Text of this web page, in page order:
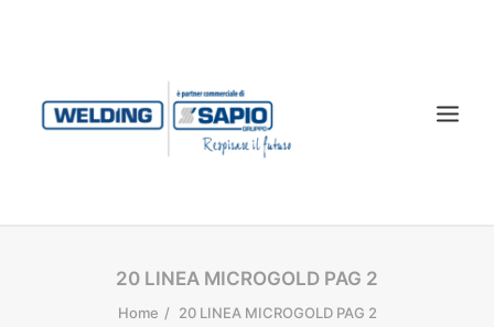
20 LINEA MICROGOLD PAG 2
Home
20 LINEA MICROGOLD PAG 2